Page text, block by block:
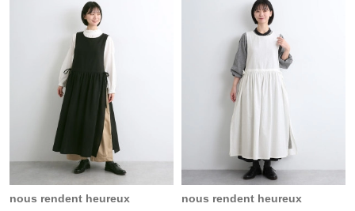
nous rendent heureux
nous rendent heureux